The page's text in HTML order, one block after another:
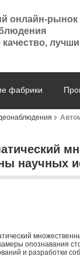
онлайн-рынок
фабрики
научных